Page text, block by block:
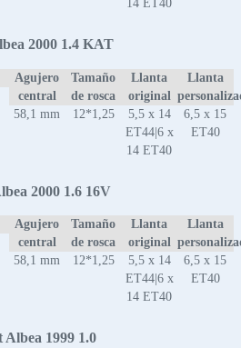
14 ET40
2000 1.4 KAT
Agujero
central
Tamaño
de rosca
Llanta
original
Llanta
58,1 mm 12*1,25
5,5 x 14
ET44|6 x
14 ET40
6,5 x 15
ET40
2000 1.6 16V
Agujero
central
Tamaño
de rosca
Llanta
original
Llanta
58,1 mm 12*1,25
5,5 x 14
ET44|6 x
14 ET40
6,5 x 15
ET40
Albea 1999 1.0